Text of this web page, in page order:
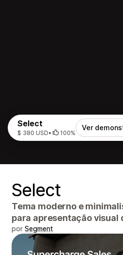
Select
$ 380 USD• 100%
Ver
Select
Tema moderno e
para apresentação visual
por Segment